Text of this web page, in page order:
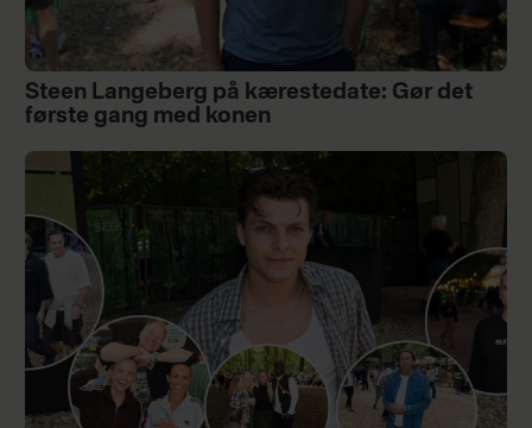
Steen Langeberg på kærestedate: Gør det
første gang med konen